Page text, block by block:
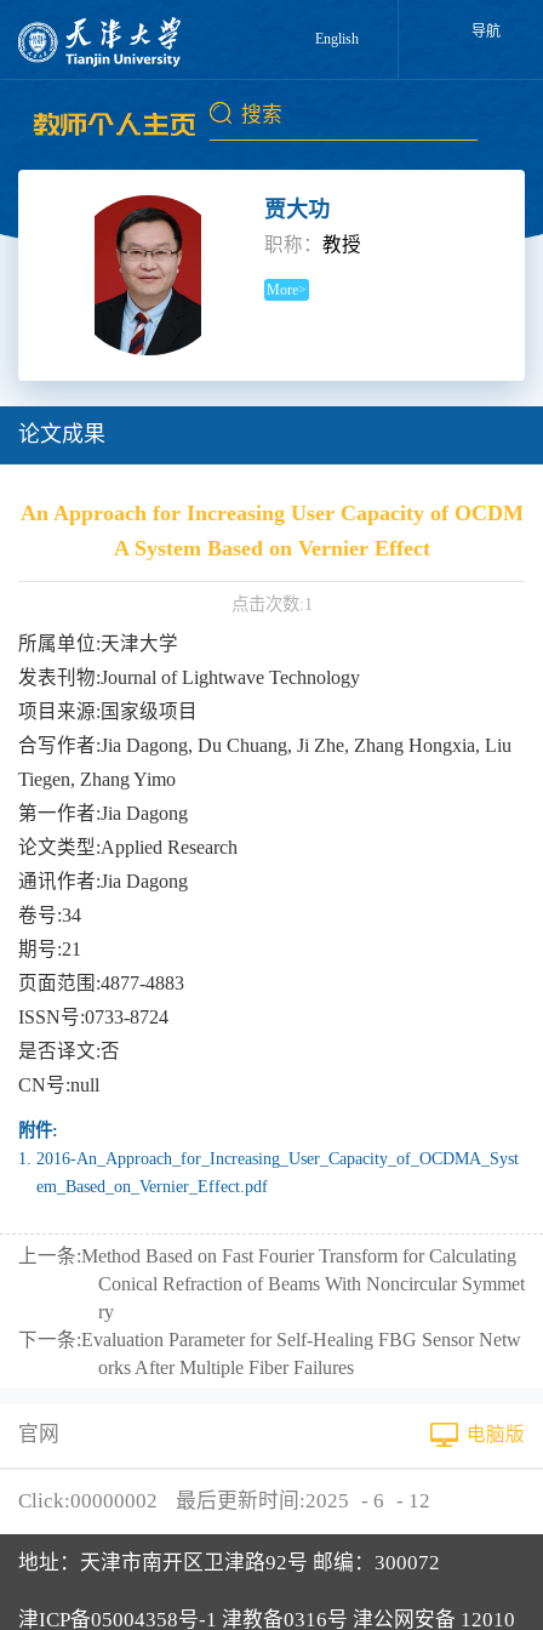
English 导航
贾大功
职称：教授
More>
论文成果
An Approach for Increasing User Capacity of OCDM
A System Based on Vernier Effect
点击次数:1
所属单位:天津大学
发表刊物:Journal of Lightwave Technology
项目来源:国家级项目
合写作者:Jia Dagong, Du Chuang, Ji Zhe, Zhang Hongxia, Liu
Tiegen, Zhang Yimo
第一作者:Jia Dagong
论文类型:Applied Research
通讯作者:Jia Dagong
卷号:34
期号:21
页面范围:4877-4883
ISSN号:0733-8724
是否译文:否
CN号:null
附件:
1.
2016-An_Approach_for_Increasing_User_Capacity_of_OCDMA_Syst
em_Based_on_Vernier_Effect.pdf
上一条:Method Based on Fast Fourier Transform for Calculating
Conical Refraction of Beams With Noncircular Symmet
ry
下一条:Evaluation Parameter for Self-Healing FBG Sensor Netw
orks After Multiple Fiber Failures
官网 电脑版
Click:00000002 最后更新时间:2025 - 6 - 12
地址：天津市南开区卫津路92号 邮编：300072
津ICP备05004358号-1 津教备0316号 津公网安备 12010